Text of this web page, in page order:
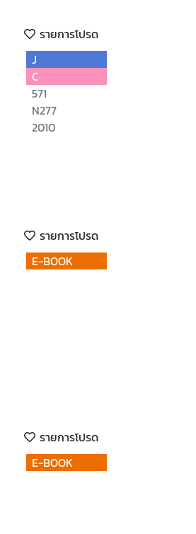
รายการโปรด
J
C
571
N277
2010
รายการโปรด
E-BOOK
รายการโปรด
E-BOOK